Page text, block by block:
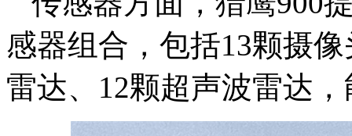
感器组合，包括13颗摄
雷达、12颗超声波雷达